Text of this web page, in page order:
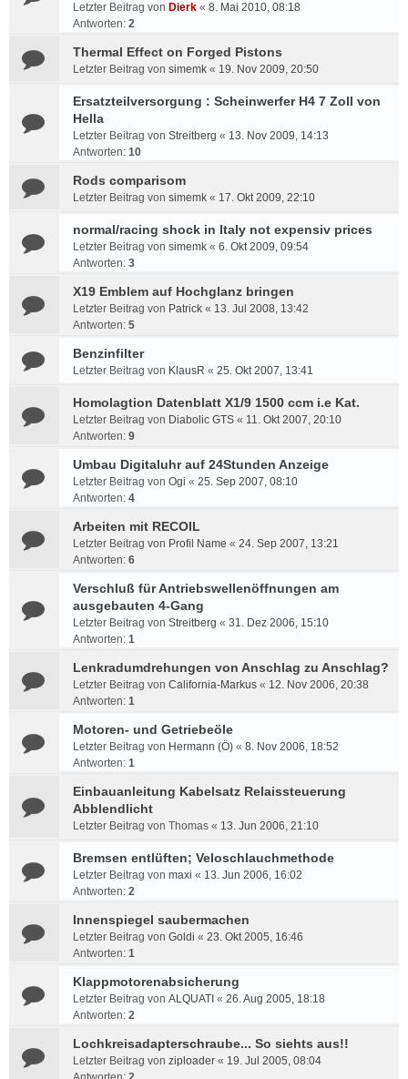
Letzter Beitrag von Dierk « 8. Mai 2010, 08:18
Antworten: 2
Thermal Effect on Forged Pistons
Letzter Beitrag von simemk « 19. Nov 2009, 20:50
Ersatzteilversorgung : Scheinwerfer H4 7 Zoll von
Hella
Letzter Beitrag von Streitberg « 13. Nov 2009, 14:13
Antworten: 10
Rods comparisom
Letzter Beitrag von simemk « 17. Okt 2009, 22:10
normal/racing shock in Italy not expensiv prices
Letzter Beitrag von simemk « 6. Okt 2009, 09:54
Antworten: 3
X19 Emblem auf Hochglanz bringen
Letzter Beitrag von Patrick « 13. Jul 2008, 13:42
Antworten: 5
Benzinfilter
Letzter Beitrag von KlausR « 25. Okt 2007, 13:41
Homolagtion Datenblatt X1/9 1500 ccm i.e Kat.
Letzter Beitrag von Diabolic GTS « 11. Okt 2007, 20:10
Antworten: 9
Umbau Digitaluhr auf 24Stunden Anzeige
Letzter Beitrag von Ogi « 25. Sep 2007, 08:10
Antworten: 4
Arbeiten mit RECOIL
Letzter Beitrag von Profil Name « 24. Sep 2007, 13:21
Antworten: 6
Verschluß für Antriebswellenöffnungen am
ausgebauten 4-Gang
Letzter Beitrag von Streitberg « 31. Dez 2006, 15:10
Antworten: 1
Lenkradumdrehungen von Anschlag zu Anschlag?
Letzter Beitrag von California-Markus « 12. Nov 2006, 20:38
Antworten: 1
Motoren- und Getriebeöle
Letzter Beitrag von Hermann (Ö) « 8. Nov 2006, 18:52
Antworten: 1
Einbauanleitung Kabelsatz Relaissteuerung
Abblendlicht
Letzter Beitrag von Thomas « 13. Jun 2006, 21:10
Bremsen entlüften; Veloschlauchmethode
Letzter Beitrag von maxi « 13. Jun 2006, 16:02
Antworten: 2
Innenspiegel saubermachen
Letzter Beitrag von Goldi « 23. Okt 2005, 16:46
Antworten: 1
Klappmotorenabsicherung
Letzter Beitrag von ALQUATI « 26. Aug 2005, 18:18
Antworten: 2
Lochkreisadapterschraube... So siehts aus!!
Letzter Beitrag von ziploader « 19. Jul 2005, 08:04